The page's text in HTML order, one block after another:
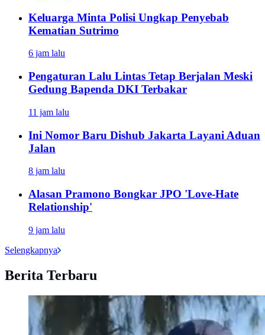
Keluarga Minta Polisi Ungkap Penyebab
Kematian Sutrimo
6 jam lalu
Pengaturan Lalu Lintas Tetap Berjalan Meski
Gedung Bapenda DKI Terbakar
11 jam lalu
Ini Nomor Baru Dishub Jakarta Layani Aduan
Jalan
8 jam lalu
Alasan Pramono Bongkar JPO 'Love-Hate
Relationship'
9 jam lalu
Selengkapnya
Berita Terbaru